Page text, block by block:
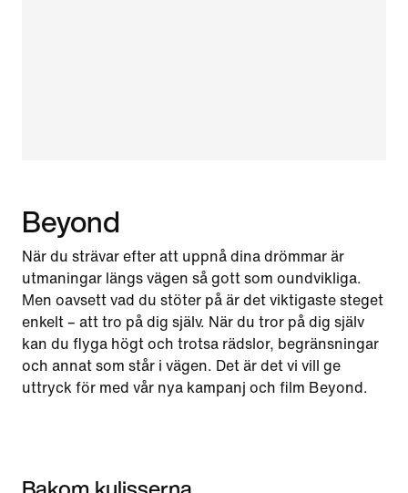
Beyond
När du strävar efter att uppnå dina drömmar är
utmaningar längs vägen så gott som oundvikliga.
Men oavsett vad du stöter på är det viktigaste steget
enkelt – att tro på dig själv. När du tror på dig själv
kan du flyga högt och trotsa rädslor, begränsningar
och annat som står i vägen. Det är det vi vill ge
uttryck för med vår nya kampanj och film Beyond.